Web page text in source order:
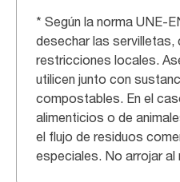
* Según la norma UNE-
desechar las servilletas,
restricciones locales.
utilicen junto con
compostables. En el
alimenticios o de
el flujo de residuos
especiales. No arrojar al